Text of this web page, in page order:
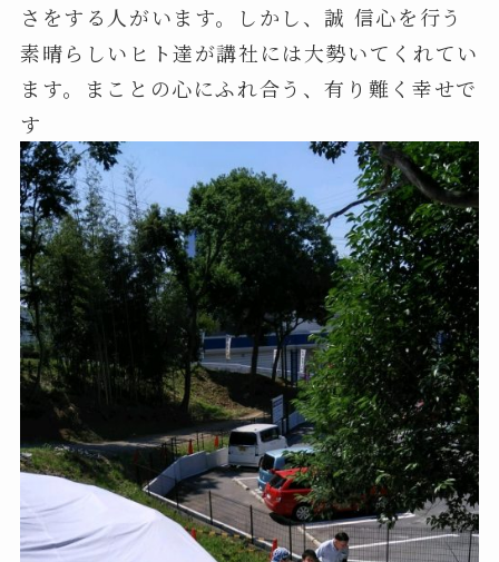
さをする人がいます。しかし、誠 信心を行う
素晴らしいヒト達が講社には大勢いてくれてい
ます。まことの心にふれ合う、有り難く幸せで
す